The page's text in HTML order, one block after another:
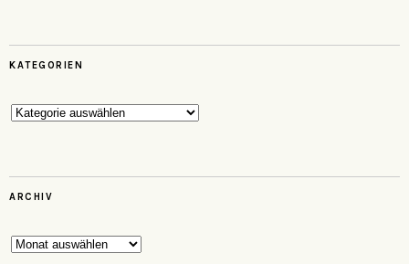
KATEGORIEN
Kategorien
ARCHIV
Archiv